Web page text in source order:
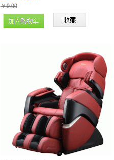
￥0.00